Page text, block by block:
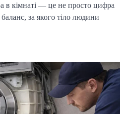
в кімнаті — це не просто цифра
за якого тіло людини